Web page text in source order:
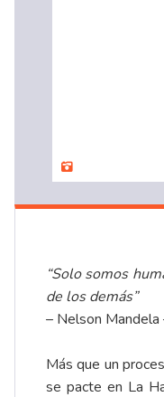
“Solo somos
de los demás”
– Nelson Mandela
Más que un
se pacte en La